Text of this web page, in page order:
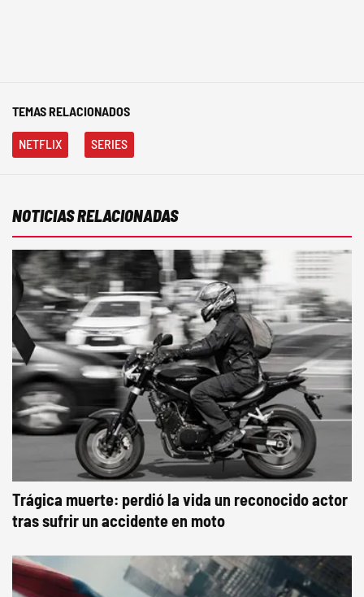
TEMAS RELACIONADOS
NETFLIX SERIES
NOTICIAS RELACIONADAS
Trágica muerte: perdió la vida un reconocido actor
tras sufrir un accidente en moto